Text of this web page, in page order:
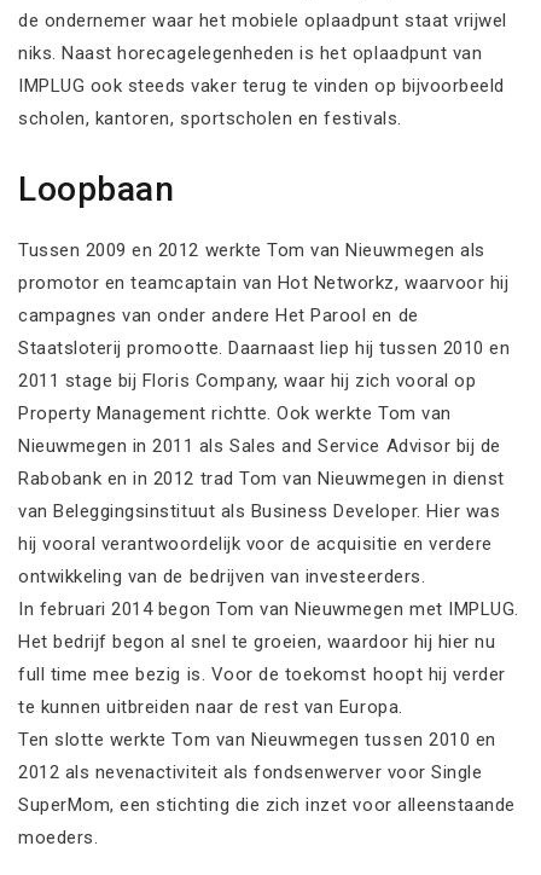
de ondernemer waar het mobiele oplaadpunt staat vrijwel
niks. Naast horecagelegenheden is het oplaadpunt van
IMPLUG ook steeds vaker terug te vinden op bijvoorbeeld
scholen, kantoren, sportscholen en festivals.
Loopbaan
Tussen 2009 en 2012 werkte Tom van Nieuwmegen als
promotor en teamcaptain van Hot Networkz, waarvoor hij
campagnes van onder andere Het Parool en de
Staatsloterij promootte. Daarnaast liep hij tussen 2010 en
2011 stage bij Floris Company, waar hij zich vooral op
Property Management richtte. Ook werkte Tom van
Nieuwmegen in 2011 als Sales and Service Advisor bij de
Rabobank en in 2012 trad Tom van Nieuwmegen in dienst
van Beleggingsinstituut als Business Developer. Hier was
hij vooral verantwoordelijk voor de acquisitie en verdere
ontwikkeling van de bedrijven van investeerders.
In februari 2014 begon Tom van Nieuwmegen met IMPLUG.
Het bedrijf begon al snel te groeien, waardoor hij hier nu
full time mee bezig is. Voor de toekomst hoopt hij verder
te kunnen uitbreiden naar de rest van Europa.
Ten slotte werkte Tom van Nieuwmegen tussen 2010 en
2012 als nevenactiviteit als fondsenwerver voor Single
SuperMom, een stichting die zich inzet voor alleenstaande
moeders.